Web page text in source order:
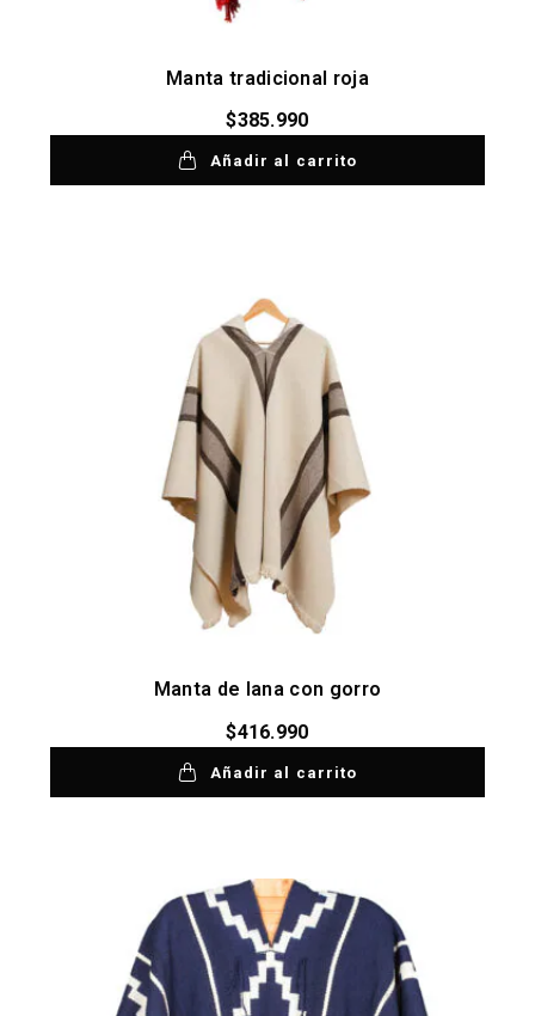
Manta tradicional roja
$385.990
Añadir al carrito
Manta de lana con gorro
$416.990
Añadir al carrito